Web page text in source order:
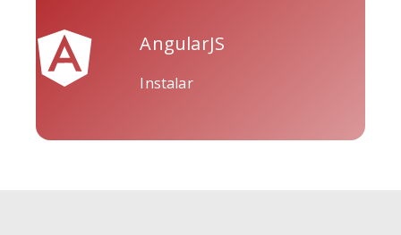
AngularJS
Instalar